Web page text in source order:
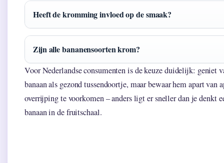
Heeft de kromming invloed op de smaak?
Zijn alle bananensoorten krom?
Voor Nederlandse consumenten is de keuze duidelijk: geniet
banaan als gezond tussendoortje, maar bewaar hem apart van
overrijping te voorkomen – anders ligt er sneller dan je denkt
banaan in de fruitschaal.